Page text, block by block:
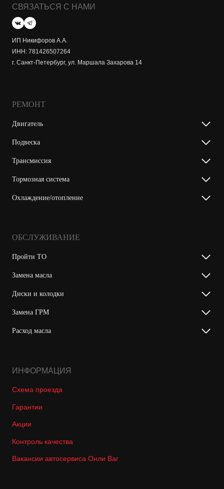
СВЯЗАТЬСЯ С НАМИ
ИП Никифоров А.А.
ИНН: 781426507264
г. Санкт-Петербург, ул. Маршала Захарова 14
РЕМОНТ
Двигатель
Подвеска
Трансмиссия
Тормозная система
Охлаждение/отопление
ОБСЛУЖИВАНИЕ
Пройти ТО
Замена масла
Диски и колодки
Замена ГРМ
Расход масла
ИНФОРМАЦИЯ
Схема проезда
Гарантии
Акции
Контроль качества
Вакансии автосервиса Онли Ваг